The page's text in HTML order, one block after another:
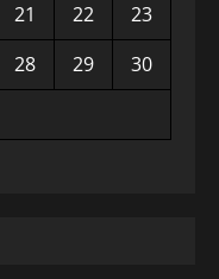
21 22
23
28 29
30